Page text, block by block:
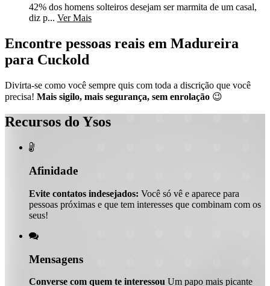
42% dos homens solteiros desejam ser marmita de um casal,
diz p... Ver Mais
Encontre pessoas reais em Madureira
para Cuckold
Divirta-se como você sempre quis com toda a discrição que você
precisa! Mais sigilo, mais segurança, sem enrolação 😉
Recursos do Ysos

Afinidade
Evite contatos indesejados: Você só vê e aparece para
pessoas próximas e que tem interesses que combinam com os
seus!

Mensagens
Converse com quem te interessou Um papo mais picante